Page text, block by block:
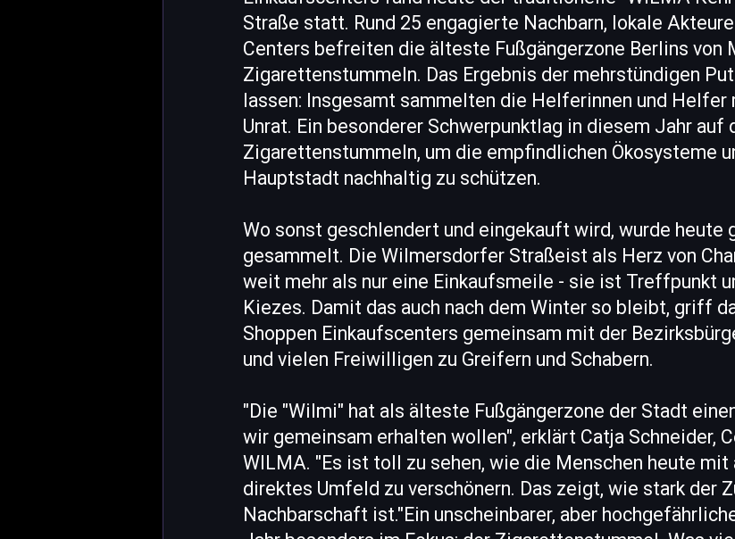
Straße statt. Rund 25 engagierte Nachbarn, lokale
Centers befreiten die älteste Fußgängerzone Berlins von
Zigarettenstummeln. Das Ergebnis der mehrstündigen
lassen: Insgesamt sammelten die Helferinnen und Helfer
Unrat. Ein besonderer Schwerpunktlag in diesem Jahr auf
Zigarettenstummeln, um die empfindlichen Ökosysteme
Hauptstadt nachhaltig zu schützen.
Wo sonst geschlendert und eingekauft wird, wurde heute
gesammelt. Die Wilmersdorfer Straßeist als Herz von
weit mehr als nur eine Einkaufsmeile - sie ist Treffpunkt
Kiezes. Damit das auch nach dem Winter so bleibt, griff
Shoppen Einkaufscenters gemeinsam mit der
und vielen Freiwilligen zu Greifern und Schabern.
"Die "Wilmi" hat als älteste Fußgängerzone der Stadt
wir gemeinsam erhalten wollen", erklärt Catja Schneider,
WILMA. "Es ist toll zu sehen, wie die Menschen heute mit
direktes Umfeld zu verschönern. Das zeigt, wie stark der
Nachbarschaft ist."Ein unscheinbarer, aber